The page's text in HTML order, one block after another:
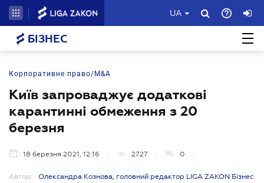
UA
БІЗНЕС
Корпоративне право/M&A
Київ запроваджує додаткові
карантинні обмеження з 20
березня
18 березня 2021, 12:16 2727 0
Автор: Олександра Кознова, головний редактор LIGA ZAKON Бізнес